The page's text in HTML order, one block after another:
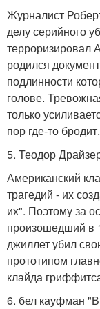
Журналист
делу серийного
терроризировал
родился
подлинности
голове.
только
пор где-то бродит.
5. Теодор
Американский
трагедий - их
их". Поэтому за
произошедший в
джиллет убил
прототипом
клайда
6. бел кауфман